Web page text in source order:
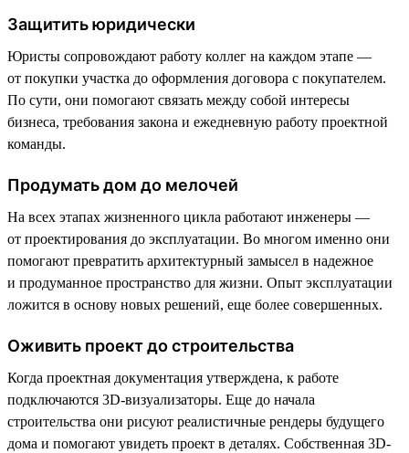
Защитить юридически
Юристы сопровождают работу коллег на каждом этапе —
от покупки участка до оформления договора с покупателем.
По сути, они помогают связать между собой интересы
бизнеса, требования закона и ежедневную работу проектной
команды.
Продумать дом до мелочей
На всех этапах жизненного цикла работают инженеры —
от проектирования до эксплуатации. Во многом именно они
помогают превратить архитектурный замысел в надежное
и продуманное пространство для жизни. Опыт эксплуатации
ложится в основу новых решений, еще более совершенных.
Оживить проект до строительства
Когда проектная документация утверждена, к работе
подключаются 3D-визуализаторы. Еще до начала
строительства они рисуют реалистичные рендеры будущего
дома и помогают увидеть проект в деталях. Собственная 3D-